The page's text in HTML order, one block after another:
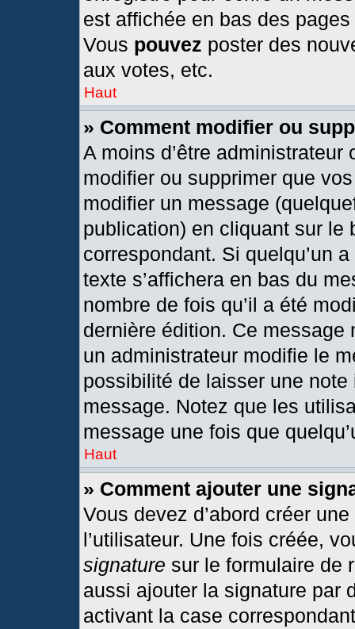
est affichée en bas des
Vous pouvez poster des
aux votes, etc.
Haut
» Comment modifier ou
A moins d’être
modifier ou supprimer que
modifier un message
publication) en cliquant sur le
correspondant. Si quelqu’un
texte s’affichera en bas du
nombre de fois qu’il a été
dernière édition. Ce message
un administrateur modifie le
possibilité de laisser une
message. Notez que les
message une fois que
Haut
» Comment ajouter une
Vous devez d’abord créer
l’utilisateur. Une fois créée,
signature sur le formulaire de
aussi ajouter la signature par
activant la case